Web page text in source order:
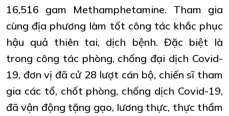
16,516 gam Methamphetamine. Tham gia
cùng địa phương làm tốt công tác khắc phục
hậu quả thiên tai, dịch bệnh. Đặc biệt là
trong công tác phòng, chống đại dịch Covid-
19, đơn vị đã cử 28 lượt cán bộ, chiến sĩ tham
gia các tổ, chốt phòng, chống dịch Covid-19,
đã vận động tặng gạo, lương thực, thực thẩm